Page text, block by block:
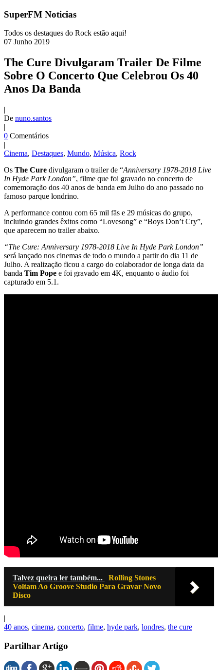
SuperFM Noticias
Todos os destaques do Rock estão aqui!
07 Junho 2019
The Cure Divulgaram Trailer De Filme
Sobre O Concerto Que Celebrou Os 40
Anos Da Banda
|
De nuno.santos
|
0 Comentários
|
Cinema, Destaques, Mundo, Música, Rock
Os The Cure divulgaram o trailer de “Anniversary 1978-2018 Live
In Hyde Park London”, filme que foi gravado no concerto de
comemoração dos 40 anos de banda em Julho do ano passado no
famoso parque londrino.
A performance contou com 65 mil fãs e 29 músicas do grupo,
incluindo grandes êxitos como “Lovesong” e “Boys Don’t Cry”,
que aparecem no trailer abaixo.
“The Cure: Anniversary 1978-2018 Live In Hyde Park London”
será lançado nos cinemas de todo o mundo a partir do dia 11 de
Julho. A realização ficou a cargo do colaborador de longa data da
banda Tim Pope e foi gravado em 4K, enquanto o áudio foi
capturado em 5.1.
Talvez queira ler também...
Rolling Stones
Voltam Ao Groove Studio Para Gravar Novo
Disco
|
40 anos, cinema, concerto, filme, hyde park, londres, the cure
Partilhar Artigo